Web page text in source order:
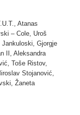
Atanas
– Cole, Uroš
Jankuloski, Gjorgje
II, Aleksandra
Toše Ristov,
Stojanović,
Žaneta